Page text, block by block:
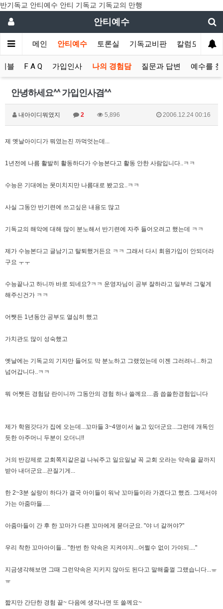
반기독교 안티예수 안티 기독교 기독교의 만행
안티예수
메인 안티예수 토론실 기독교비판 칼럼모음
블 F A Q 가입인사 나의 경험담 질문과 답변 예수를
안녕하세요^^ 가입인사겸^^
내아이디뭐였지 2 5,896 2006.12.24 00:16
제 옛날아이디가 뭐였는진 까먹엇는데...
1년전에 나름 활발히 활동하다가 수능본다고 활동 안한 사람입니다..ㅋㅋ
수능은 기대에는 못미치지만 나름대로 봤고요..ㅋㅋ
사실 그동안 반기련에 쓰고싶은 내용도 많고
기독교의 해악에 대해 많이 분노해서 반기련에 자주 들어오려고 했는데 ㅋㅋ
제가 수능본다고 글남기고 탈퇴했거든요 ㅋㅋ 그래서 다시 회원가입이 안되더라
구요 ㅜㅜ
수능끝나고 하니까 바로 되네요?ㅋㅋ 운영자님이 공부 잘하라고 일부러 그렇게
해주신건가 ㅋㅋ
어쨋든 1년동안 공부도 열심히 했고
가치관도 많이 성숙했고
옛날에는 기독교의 기자만 들어도 막 분노하고 그랬었는데 이젠 그러려니...하고
넘어갑니다..ㅋㅋ
뭐 어쨋든 경험담 란이니까 그동안의 경험 하나 쓸께요....좀 씁쓸한경험입니다
제가 학원갓다가 집에 오는데...꼬마들 3~4명이서 놀고 있더군요...그런데 개독인
듯한 아주머니 두분이 오더니!!
거의 반강제로 교회쪽지같은걸 나눠주고 일요일날 꼭 교회 오라는 약속을 끝까지
받아 내더군요...끈질기게...
한 2~3분 실랑이 하다가 결국 아이들이 워낙 꼬마들이라 가겠다고 했죠. 그제서야
가는 아줌마들.....
아줌마들이 간 후 한 꼬마가 다른 꼬마에게 묻더군요. "야 너 갈꺼야?"
우리 착한 꼬마아이들... "한번 한 약속은 지켜야지...어쩔수 없이 가야되...."
지금생각해보면 그때 그런약속은 지키지 않아도 된다고 말해줄껄 그랬습니다...ㅠ
ㅠ
짧지만 간단한 경험 끝~ 다음에 생각나면 또 쓸께요~